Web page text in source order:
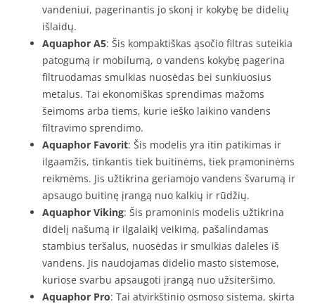
vandeniui, pagerinantis jo skonį ir kokybę be didelių
išlaidų.
Aquaphor A5: Šis kompaktiškas ąsočio filtras suteikia
patogumą ir mobilumą, o vandens kokybę pagerina
filtruodamas smulkias nuosėdas bei sunkiuosius
metalus. Tai ekonomiškas sprendimas mažoms
šeimoms arba tiems, kurie ieško laikino vandens
filtravimo sprendimo.
Aquaphor Favorit: Šis modelis yra itin patikimas ir
ilgaamžis, tinkantis tiek buitinėms, tiek pramoninėms
reikmėms. Jis užtikrina geriamojo vandens švarumą ir
apsaugo buitinę įrangą nuo kalkių ir rūdžių.
Aquaphor Viking: Šis pramoninis modelis užtikrina
didelį našumą ir ilgalaikį veikimą, pašalindamas
stambius teršalus, nuosėdas ir smulkias daleles iš
vandens. Jis naudojamas didelio masto sistemose,
kuriose svarbu apsaugoti įrangą nuo užsiteršimo.
Aquaphor Pro: Tai atvirkštinio osmoso sistema, skirta